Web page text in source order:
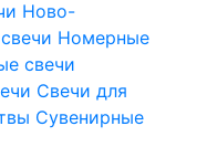
Ново-
Номерные
свечи
Свечи для
Сувенирные